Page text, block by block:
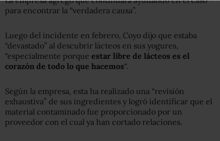
para encontrar la “verdadera causa”.
Luego del incidente en febrero, Coyo dijo que estaba
“devastado” al descubrir lácteos en sus yogures,
“especialmente porque estar libre de lácteos es el
corazón de todo lo que hacemos“.
Según la empresa, esta ha realizado una “revisión
exhaustiva” de sus ingredientes y logró identificar que el
material contaminado fue proporcionado por un
proveedor con el cual ya han cortado relaciones.